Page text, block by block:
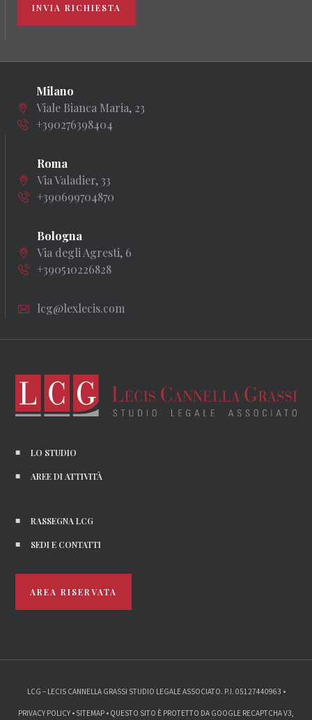
INVIA RICHIESTA
Milano
Viale Bianca Maria, 23
+390276398404
Roma
Via Valadier, 33
+390699704870
Bologna
Via degli Agresti, 6
+390510226828
lcg@lexlecis.com
LO STUDIO
AREE DI ATTIVITÀ
RASSEGNA LCG
SEDI E CONTATTI
AREA RISERVATA
LCG – LECIS CANNELLA GRASSI STUDIO LEGALE ASSOCIATO. P.I. 05127440963 •
PRIVACY POLICY • SITEMAP • QUESTO SITO È PROTETTO DA GOOGLE RECAPTCHA V3,